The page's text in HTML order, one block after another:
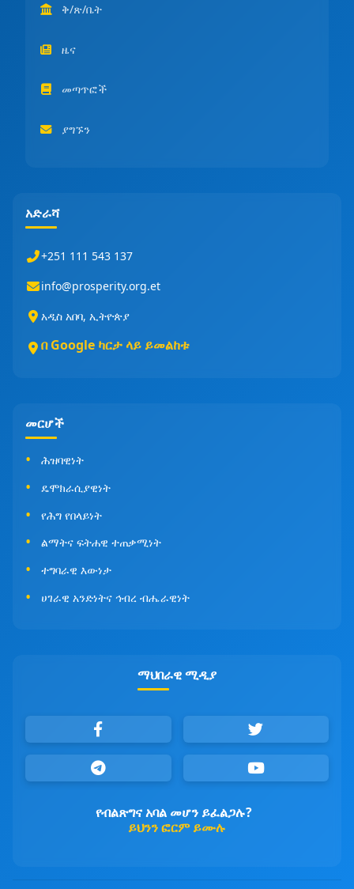
ቅ/ጽ/ቤት
ዜና
መጣጥፎች
ያግኙን
አድራሻ
+251 111 543 137
info@prosperity.org.et
አዲስ አበባ, ኢትዮጵያ
በ Google ካርታ ላይ ይመልከቱ
መርሆች
ሕዝባዊነት
ዴሞክራሲያዊነት
የሕግ የበላይነት
ልማትና ፍትሐዊ ተጠቃሚነት
ተግባራዊ እውነታ
ሀገራዊ አንድነትና ኅብረ ብሔራዊነት
ማህበራዊ ሚዲያ
የብልጽግና አባል መሆን ይፈልጋሉ?
ይህንን ፎርም ይሙሉ